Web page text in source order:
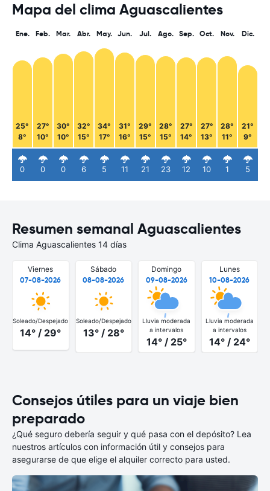
Mapa del clima Aguascalientes
Ene.
25°
8°
0
Feb.
27°
10°
0
Mar.
30°
10°
0
Abr.
32°
15°
6
May.
34°
17°
5
Jun.
31°
16°
11
Jul.
29°
15°
21
Ago.
28°
15°
23
Sep.
27°
14°
12
Oct.
27°
13°
10
Nov.
28°
11°
1
Dic.
21°
9°
5
Resumen semanal Aguascalientes
Clima Aguascalientes 14 días
Viernes
07-08-2026
Soleado/Despejado
14° / 29°
Sábado
08-08-2026
Soleado/Despejado
13° / 28°
Domingo
09-08-2026
Lluvia moderada
a intervalos
14° / 25°
Lunes
10-08-2026
Lluvia moderada
a intervalos
14° / 24°
Consejos útiles para un viaje bien
preparado
¿Qué seguro debería seguir y qué pasa con el depósito? Lea
nuestros artículos con información útil y consejos para
asegurarse de que elige el alquiler correcto para usted.